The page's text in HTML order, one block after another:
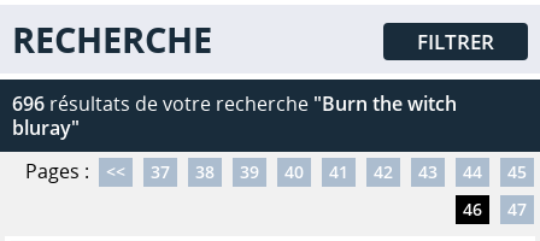
RECHERCHE FILTRER
696 résultats de votre recherche "Burn the witch
bluray"
Pages :
<< 37 38 39 40 41 42 43 44
45
46
47